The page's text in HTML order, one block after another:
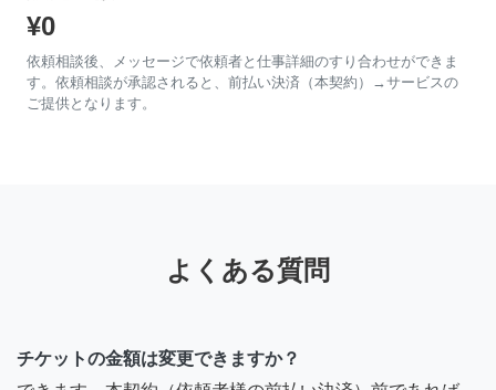
¥0
依頼相談後、メッセージで依頼者と仕事詳細のすり合わせができま
す。依頼相談が承認されると、前払い決済（本契約）→サービスの
ご提供となります。
よくある質問
チケットの金額は変更できますか？